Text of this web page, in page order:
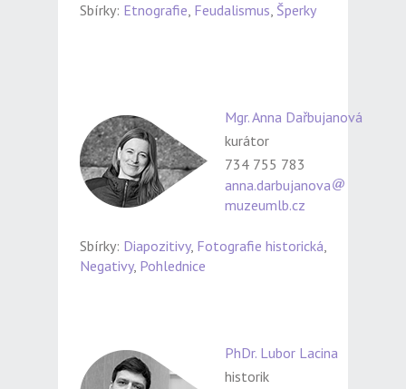
Sbírky: Etnografie, Feudalismus, Šperky
Mgr. Anna Dařbujanová
kurátor
734 755 783
anna.darbujanova
muzeumlb.cz
Sbírky: Diapozitivy, Fotografie historická,
Negativy, Pohlednice
PhDr. Lubor Lacina
historik